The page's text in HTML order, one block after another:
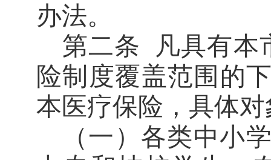
办法。
第二条
凡具有本
险制度覆盖范围的
本医疗保险，具体
（一）各类中小